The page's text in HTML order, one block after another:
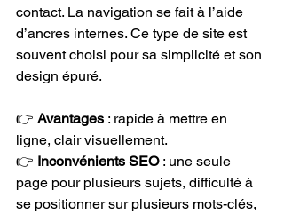
contact. La navigation se fait à l’aide
d’ancres internes. Ce type de site est
souvent choisi pour sa simplicité et son
design épuré.
👉 Avantages : rapide à mettre en
ligne, clair visuellement.
👉 Inconvénients SEO : une seule
page pour plusieurs sujets, difficulté à
se positionner sur plusieurs mots-clés,